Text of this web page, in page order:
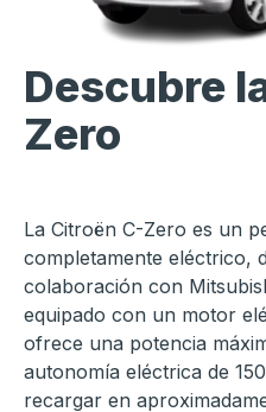
Descubre
Zero
La Citroën C-Zero es un
completamente eléctrico,
colaboración con
equipado con un motor
ofrece una potencia
autonomía eléctrica de
recargar en